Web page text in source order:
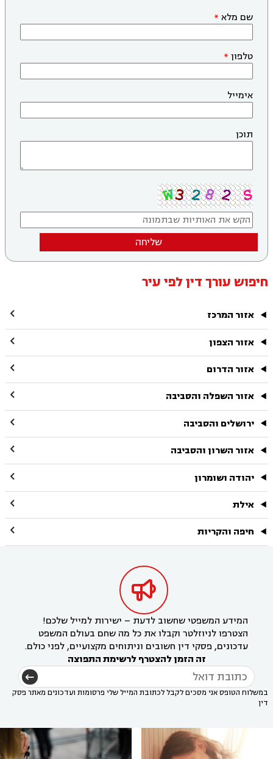
שם מלא
טלפון
אימייל
תוכן
שליחה
חיפוש עורך דין לפי עיר
אזור המרכז 
אזור הצפון 
אזור הדרום 
אזור השפלה והסביבה 
ירושלים והסביבה 
אזור השרון והסביבה 
יהודה ושומרון 
אילת 
חיפה והקריות 

המידע המשפטי שחשוב לדעת – ישירות למייל שלכם!
הצטרפו לניוזלטר וקבלו את כל מה שחם בעולם המשפט
עדכונים, פסקי דין חשובים וניתוחים מקצועיים, לפני כולם.
זה הזמן להצטרף לרשימת התפוצה
במשלוח הטופס אני מסכים לקבל לכתובת המייל שלי פרסומות ועדכונים מאתר פסק
דין